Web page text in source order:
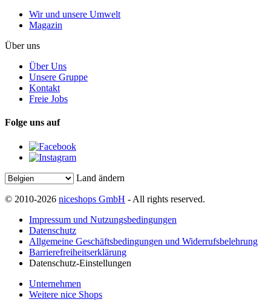
Wir und unsere Umwelt
Magazin
Über uns
Über Uns
Unsere Gruppe
Kontakt
Freie Jobs
Folge uns auf
Land ändern
© 2010-2026 niceshops GmbH - All rights reserved.
Impressum und Nutzungsbedingungen
Datenschutz
Allgemeine Geschäftsbedingungen und Widerrufsbelehrung
Barrierefreiheitserklärung
Datenschutz-Einstellungen
Unternehmen
Weitere nice Shops